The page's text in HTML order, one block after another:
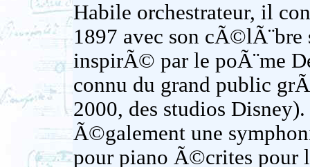
Habile orchestrateur, il
1897 avec son
inspirÃ© par le poÃ¨me
connu du grand public
2000, des studios
Ã©galement une
pour piano Ã©crites pour